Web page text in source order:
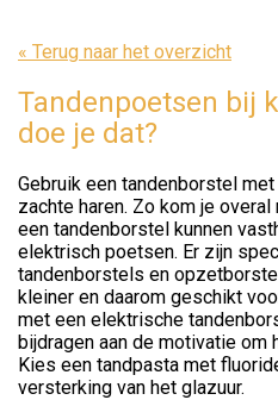
« Terug naar het overzicht
Tandenpoetsen bij
doe je dat?
Gebruik een tandenborstel
zachte haren. Zo kom je
een tandenborstel kunnen
elektrisch poetsen. Er zijn
tandenborstels en
kleiner en daarom geschikt
met een elektrische
bijdragen aan de motivatie
Kies een tandpasta met
versterking van het glazuur.